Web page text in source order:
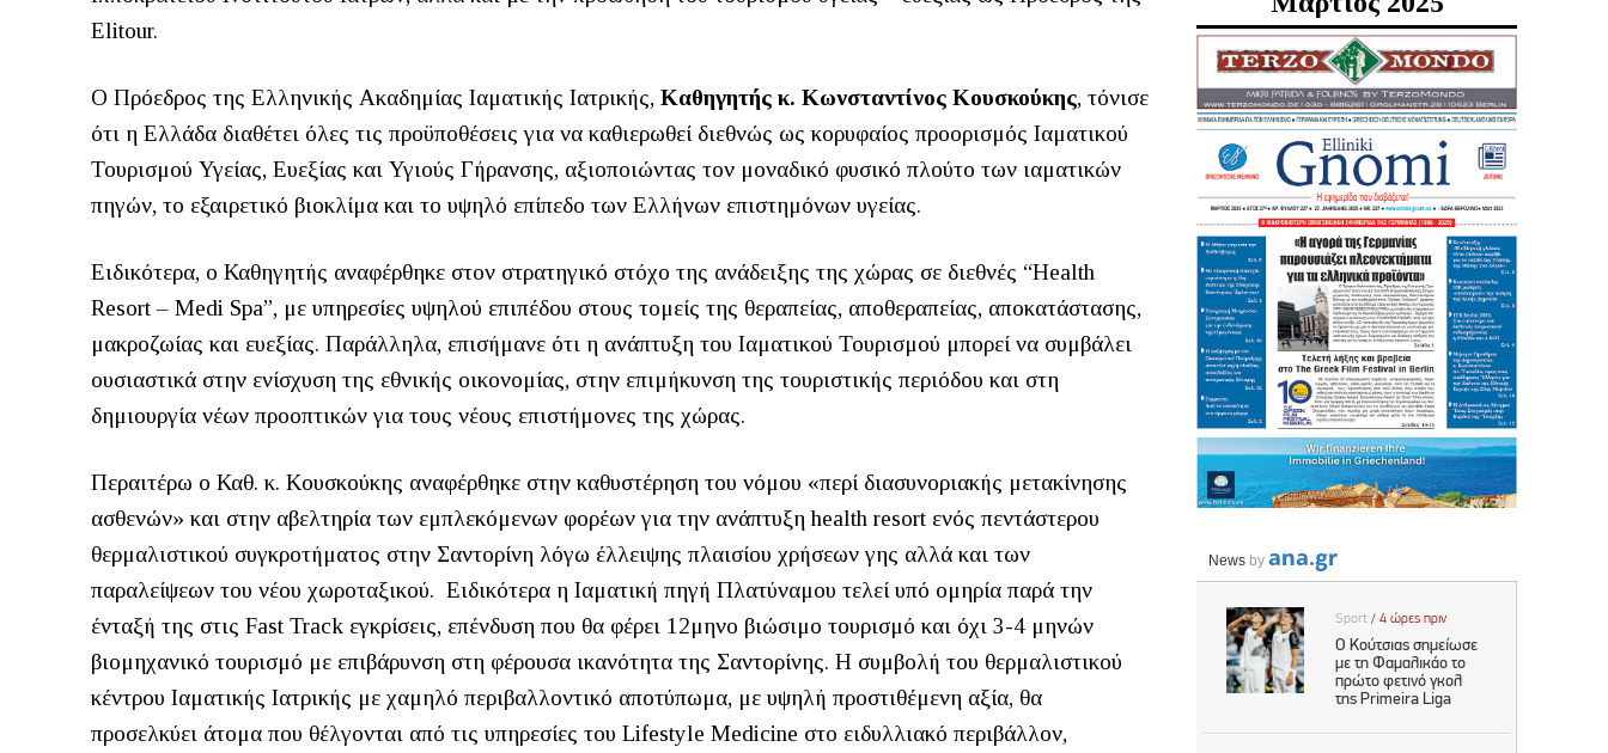
Elitour.
Ο Πρόεδρος της Ελληνικής Ακαδημίας Ιαματικής Ιατρικής, Καθηγητής κ. Κωνσταντίνος Κουσκούκης, τόνισε
ότι η Ελλάδα διαθέτει όλες τις προϋποθέσεις για να καθιερωθεί διεθνώς ως κορυφαίος προορισμός Ιαματικού
Τουρισμού Υγείας, Ευεξίας και Υγιούς Γήρανσης, αξιοποιώντας τον μοναδικό φυσικό πλούτο των ιαματικών
πηγών, το εξαιρετικό βιοκλίμα και το υψηλό επίπεδο των Ελλήνων επιστημόνων υγείας.
Ειδικότερα, ο Καθηγητής αναφέρθηκε στον στρατηγικό στόχο της ανάδειξης της χώρας σε διεθνές “Health
Resort – Medi Spa”, με υπηρεσίες υψηλού επιπέδου στους τομείς της θεραπείας, αποθεραπείας, αποκατάστασης,
μακροζωίας και ευεξίας. Παράλληλα, επισήμανε ότι η ανάπτυξη του Ιαματικού Τουρισμού μπορεί να συμβάλει
ουσιαστικά στην ενίσχυση της εθνικής οικονομίας, στην επιμήκυνση της τουριστικής περιόδου και στη
δημιουργία νέων προοπτικών για τους νέους επιστήμονες της χώρας.
Περαιτέρω ο Καθ. κ. Κουσκούκης αναφέρθηκε στην καθυστέρηση του νόμου «περί διασυνοριακής μετακίνησης
ασθενών» και στην αβελτηρία των εμπλεκόμενων φορέων για την ανάπτυξη health resort ενός πεντάστερου
θερμαλιστικού συγκροτήματος στην Σαντορίνη λόγω έλλειψης πλαισίου χρήσεων γης αλλά και των
παραλείψεων του νέου χωροταξικού. Ειδικότερα η Ιαματική πηγή Πλατύναμου τελεί υπό ομηρία παρά την
ένταξή της στις Fast Track εγκρίσεις, επένδυση που θα φέρει 12μηνο βιώσιμο τουρισμό και όχι 3-4 μηνών
βιομηχανικό τουρισμό με επιβάρυνση στη φέρουσα ικανότητα της Σαντορίνης. Η συμβολή του θερμαλιστικού
κέντρου Ιαματικής Ιατρικής με χαμηλό περιβαλλοντικό αποτύπωμα, με υψηλή προστιθέμενη αξία, θα
προσελκύει άτομα που θέλγονται από τις υπηρεσίες του Lifestyle Medicine στο ειδυλλιακό περιβάλλον,